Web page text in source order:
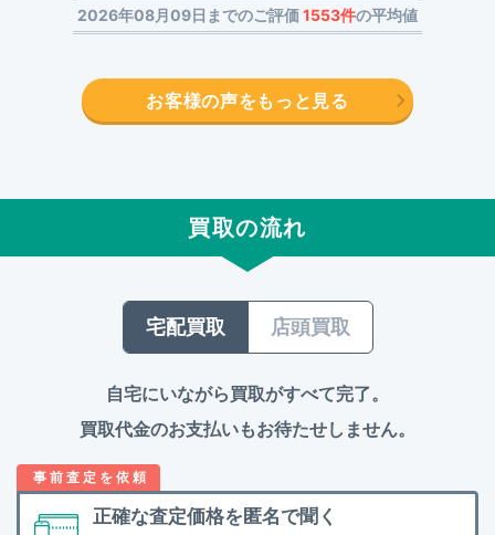
2026年08月09日までのご評価1553件の平均値
お客様の声をもっと見る
買取の流れ
宅配買取 店頭買取
自宅にいながら買取がすべて完了。
買取代金のお支払いもお待たせしません。
正確な査定価格を 匿名で聞く